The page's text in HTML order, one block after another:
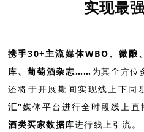
实现最
携手30+主流媒体WBO、微酿
库、葡萄酒杂志…… 为其全方位
还将于开展期间实现线上下同
汇”媒体平台进行全时段线上直
酒类买家数据库进行线上引流。